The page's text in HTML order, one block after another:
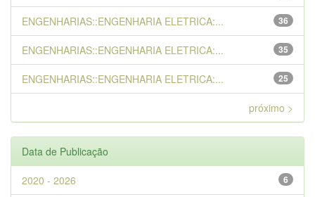
36
ENGENHARIAS::ENGENHARIA ELETRICA:...
35
ENGENHARIAS::ENGENHARIA ELETRICA:...
25
ENGENHARIAS::ENGENHARIA ELETRICA:...
próximo >
Data de Publicação
6
2020 - 2026